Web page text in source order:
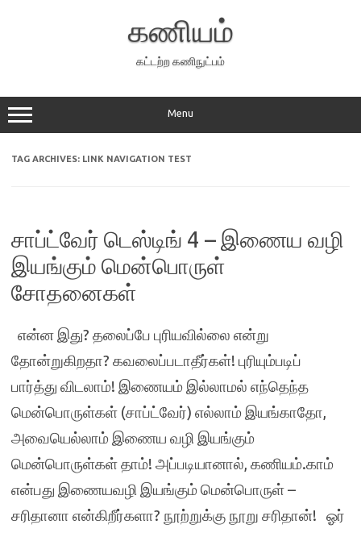
கணியம்
கட்டற்ற கணிநுட்பம்
Menu
TAG ARCHIVES: LINK NAVIGATION TEST
சாப்ட்வேர் டெஸ்டிங் 4 – இணைய வழி
இயங்கும் மென்பொருள்
சோதனைகள்
என்ன இது? தலைப்பே புரியவில்லை என்று
தோன்றுகிறதா? கவலைப்படாதீர்கள்! புரியும்படிப்
பார்த்து விடலாம்! இணையம் இல்லாமல் எந்தெந்த
மென்பொருள்கள் (சாப்ட்வேர்) எல்லாம் இயங்காதோ,
அவையெல்லாம் இணைய வழி இயங்கும்
மென்பொருள்கள் தாம்! அப்படியானால், கணியம்.காம்
என்பது இணையவழி இயங்கும் மென்பொருள் –
சரிதானா என்கிறீர்களா? நூற்றுக்கு நூறு சரிதான்! ஓர்